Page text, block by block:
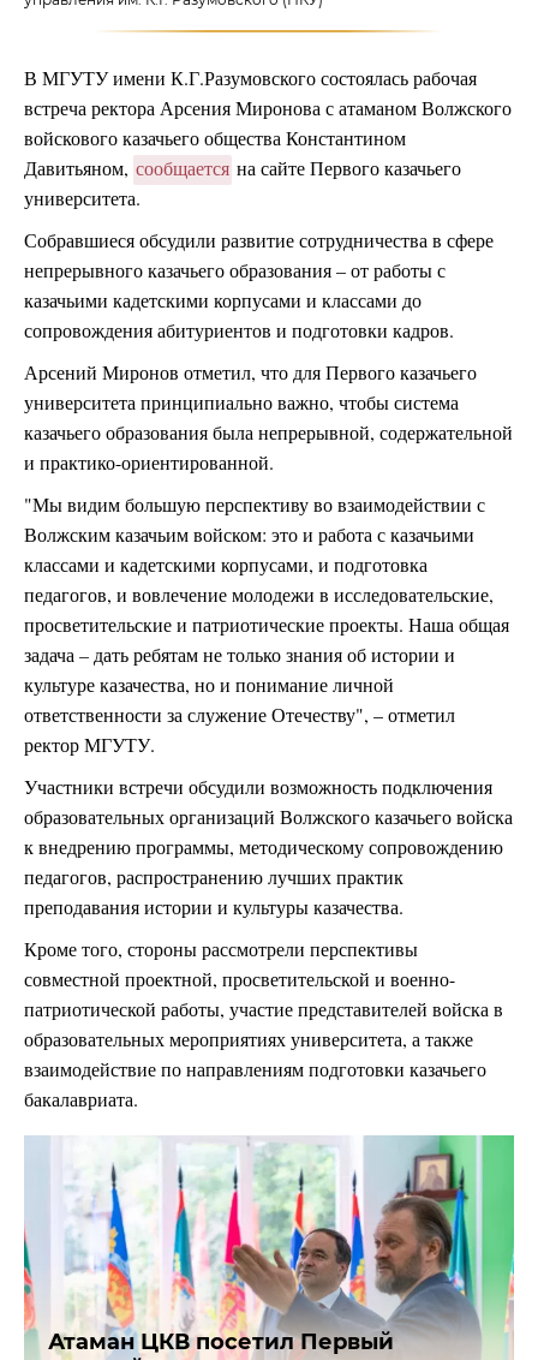
В МГУТУ имени К.Г.Разумовского состоялась рабочая
встреча ректора Арсения Миронова с атаманом Волжского
войскового казачьего общества Константином
Давитьяном, сообщается на сайте Первого казачьего
университета.
Собравшиеся обсудили развитие сотрудничества в сфере
непрерывного казачьего образования – от работы с
казачьими кадетскими корпусами и классами до
сопровождения абитуриентов и подготовки кадров.
Арсений Миронов отметил, что для Первого казачьего
университета принципиально важно, чтобы система
казачьего образования была непрерывной, содержательной
и практико-ориентированной.
"Мы видим большую перспективу во взаимодействии с
Волжским казачьим войском: это и работа с казачьими
классами и кадетскими корпусами, и подготовка
педагогов, и вовлечение молодежи в исследовательские,
просветительские и патриотические проекты. Наша общая
задача – дать ребятам не только знания об истории и
культуре казачества, но и понимание личной
ответственности за служение Отечеству", – отметил
ректор МГУТУ.
Участники встречи обсудили возможность подключения
образовательных организаций Волжского казачьего войска
к внедрению программы, методическому сопровождению
педагогов, распространению лучших практик
преподавания истории и культуры казачества.
Кроме того, стороны рассмотрели перспективы
совместной проектной, просветительской и военно-
патриотической работы, участие представителей войска в
образовательных мероприятиях университета, а также
взаимодействие по направлениям подготовки казачьего
бакалавриата.
Атаман ЦКВ посетил Первый